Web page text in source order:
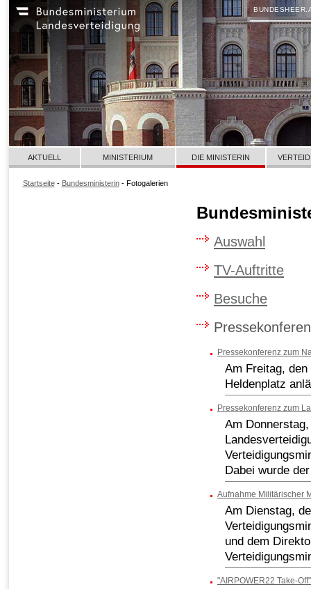
AKTUELL MINISTERIUM DIE MINISTERIN
Startseite- Bundesministerin- Fotogalerien
Auswahl
TV-Auftritte
Besuche
Pressekonferenz zum
Am Freitag,
Heldenplatz
Pressekonferenz zum
Am
Dabei wurde
Aufnahme Militärischer
Am Dienstag,
und dem
"AIRPOWER22 Take-